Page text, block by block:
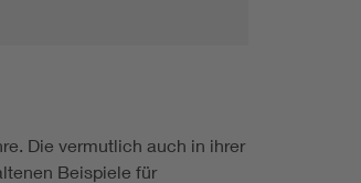
Die vermutlich auch in ihrer
Beispiele für